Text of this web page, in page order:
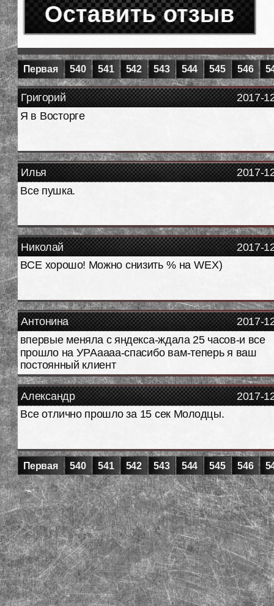
Оставить отзыв
Первая 540 541 542 543 544 545 546
2017-
Григорий
Я в Восторге
2017-
Илья
Все пушка.
2017-
Николай
ВСЕ хорошо! Можно снизить % на WEX)
2017-
Антонина
впервые меняла с яндекса-ждала 25 часов-и все
прошло на УРАаааа-спасибо вам-теперь я ваш
постоянный клиент
2017-
Александр
Все отлично прошло за 15 сек Молодцы.
Первая 540 541 542 543 544 545 546